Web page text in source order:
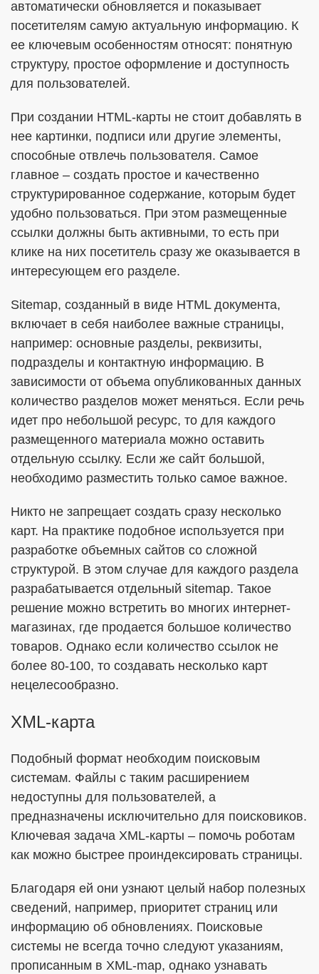
автоматически обновляется и показывает
посетителям самую актуальную информацию. К
ее ключевым особенностям относят: понятную
структуру, простое оформление и доступность
для пользователей.
При создании HTML-карты не стоит добавлять в
нее картинки, подписи или другие элементы,
способные отвлечь пользователя. Самое
главное – создать простое и качественно
структурированное содержание, которым будет
удобно пользоваться. При этом размещенные
ссылки должны быть активными, то есть при
клике на них посетитель сразу же оказывается в
интересующем его разделе.
Sitemap, созданный в виде HTML документа,
включает в себя наиболее важные страницы,
например: основные разделы, реквизиты,
подразделы и контактную информацию. В
зависимости от объема опубликованных данных
количество разделов может меняться. Если речь
идет про небольшой ресурс, то для каждого
размещенного материала можно оставить
отдельную ссылку. Если же сайт большой,
необходимо разместить только самое важное.
Никто не запрещает создать сразу несколько
карт. На практике подобное используется при
разработке объемных сайтов со сложной
структурой. В этом случае для каждого раздела
разрабатывается отдельный sitemap. Такое
решение можно встретить во многих интернет-
магазинах, где продается большое количество
товаров. Однако если количество ссылок не
более 80-100, то создавать несколько карт
нецелесообразно.
XML-карта
Подобный формат необходим поисковым
системам. Файлы с таким расширением
недоступны для пользователей, а
предназначены исключительно для поисковиков.
Ключевая задача XML-карты – помочь роботам
как можно быстрее проиндексировать страницы.
Благодаря ей они узнают целый набор полезных
сведений, например, приоритет страниц или
информацию об обновлениях. Поисковые
системы не всегда точно следуют указаниям,
прописанным в XML-map, однако узнавать